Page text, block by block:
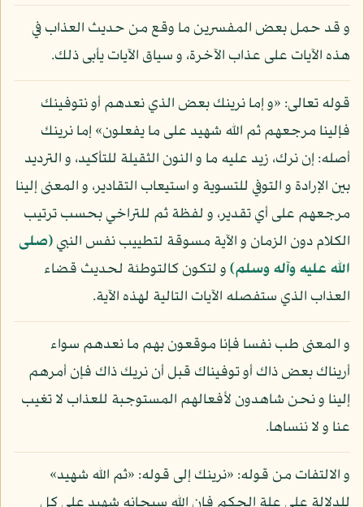
و قد حمل بعض المفسرين ما وقع من حديث العذاب في
هذه الآيات على عذاب الآخرة، و سياق الآيات يأبى ذلك.
قوله تعالى: «و إما نرينك بعض الذي نعدهم أو نتوفينك
فإلينا مرجعهم ثم الله شهيد على ما يفعلون» إما نرينك
أصله: إن نرك، زيد عليه ما و النون الثقيلة للتأكيد، و الترديد
بين الإرادة و التوفي للتسوية و استيعاب التقادير، و المعنى إلينا
مرجعهم على أي تقدير، و لفظة ثم للتراخي بحسب ترتيب
الكلام دون الزمان و الآية مسوقة لتطييب نفس النبي(صلى
الله عليه وآله وسلم)و لتكون كالتوطئة لحديث قضاء
العذاب الذي ستفصله الآيات التالية لهذه الآية.
و المعنى طب نفسا فإنا موقعون بهم ما نعدهم سواء
أريناك بعض ذاك أو توفيناك قبل أن نريك ذاك فإن أمرهم
إلينا و نحن شاهدون لأفعالهم المستوجبة للعذاب لا تغيب
عنا و لا ننساها.
و الالتفات من قوله: «نرينك إلى قوله: «ثم الله شهيد»